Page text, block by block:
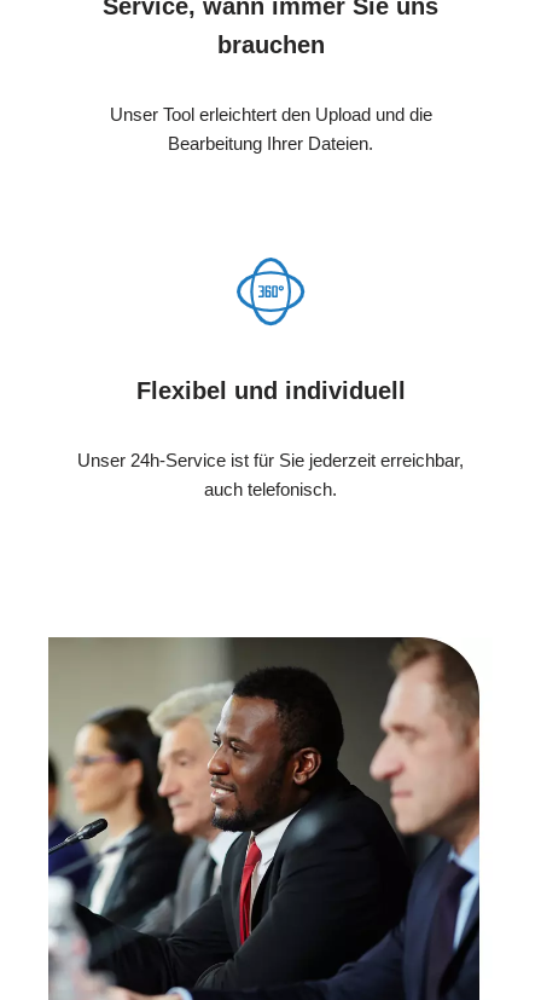
Service, wann immer Sie uns
brauchen
Unser Tool erleichtert den Upload und die
Bearbeitung Ihrer Dateien.
Flexibel und individuell
Unser 24h-Service ist für Sie jederzeit erreichbar,
auch telefonisch.